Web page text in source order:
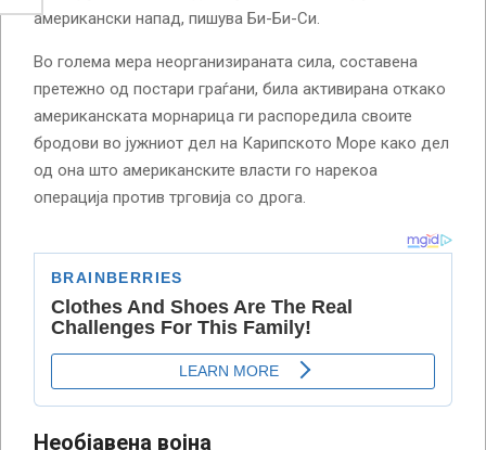
американски напад, пишува Би-Би-Си.
Во голема мера неорганизираната сила, составена
претежно од постари граѓани, била активирана откако
американската морнарица ги распоредила своите
бродови во јужниот дел на Карипското Море како дел
од она што американските власти го нарекоа
операција против трговија со дрога.
Необјавена војна